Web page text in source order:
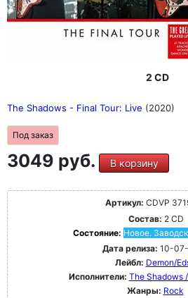
2 CD
The Shadows - Final Tour: Live (2020)
Под заказ
3049 руб. В корзину
Артикул: CDVP
Состав: 2 CD
Состояние: Новое.
Дата релиза: 10-
Лейбл: Demon/
Исполнители: The Shadows
Жанры: Rock